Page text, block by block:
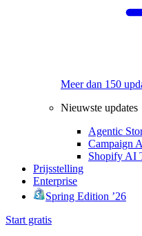
Meer dan 150
Nieuwste updates
Agentic
Campaign
Shopify AI
Prijsstelling
Enterprise
Spring Edition ’26
Start gratis